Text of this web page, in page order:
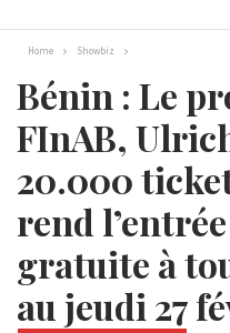
Home Showbiz
Bénin : Le
FInAB,
20.000
rend
gratuite à
au jeudi 27